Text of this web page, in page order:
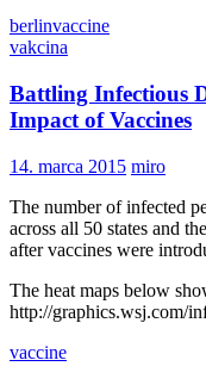
berlinvaccine
vakcina
Battling Infectious
Impact of Vaccines
14. marca 2015 miro
The number of infected
across all 50 states and
after vaccines were
The heat maps below
http://graphics.wsj.com/
vaccine